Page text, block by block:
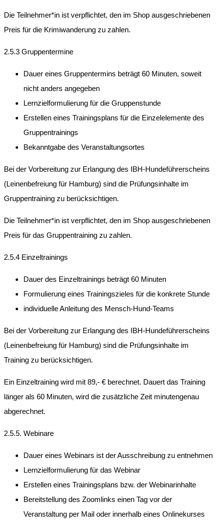
Die Teilnehmer*in ist verpflichtet, den im Shop ausgeschriebenen
Preis für die Krimiwanderung zu zahlen.
2.5.3 Gruppentermine
Dauer eines Gruppentermins beträgt 60 Minuten, soweit
nicht anders angegeben
Lernzielformulierung für die Gruppenstunde
Erstellen eines Trainingsplans für die Einzelelemente des
Gruppentrainings
Bekanntgabe des Veranstaltungsortes
Bei der Vorbereitung zur Erlangung des IBH-Hundeführerscheins
(Leinenbefreiung für Hamburg) sind die Prüfungsinhalte im
Gruppentraining zu berücksichtigen.
Die Teilnehmer*in ist verpflichtet, den im Shop ausgeschriebenen
Preis für das Gruppentraining zu zahlen.
2.5.4 Einzeltrainings
Dauer des Einzeltrainings beträgt 60 Minuten
Formulierung eines Trainingszieles für die konkrete Stunde
individuelle Anleitung des Mensch-Hund-Teams
Bei der Vorbereitung zur Erlangung des IBH-Hundeführerscheins
(Leinenbefreiung für Hamburg) sind die Prüfungsinhalte im
Training zu berücksichtigen.
Ein Einzeltraining wird mit 89,- € berechnet. Dauert das Training
länger als 60 Minuten, wird die zusätzliche Zeit minutengenau
abgerechnet.
2.5.5. Webinare
Dauer eines Webinars ist der Ausschreibung zu entnehmen
Lernzielformulierung für das Webinar
Erstellen eines Trainingsplans bzw. der Webinarinhalte
Bereitstellung des Zoomlinks einen Tag vor der
Veranstaltung per Mail oder innerhalb eines Onlinekurses